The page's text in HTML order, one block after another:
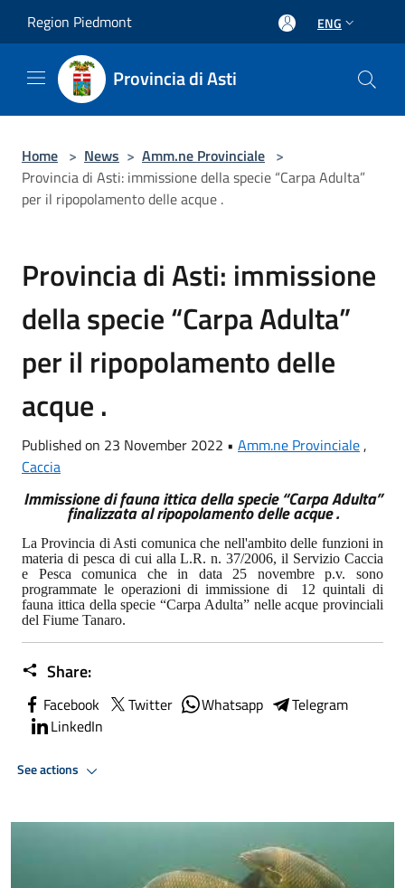
Region Piedmont ENG
Provincia di Asti
Home > News > Amm.ne Provinciale >
Provincia di Asti: immissione della specie “Carpa Adulta”
per il ripopolamento delle acque .
Provincia di Asti: immissione
della specie “Carpa Adulta”
per il ripopolamento delle
acque .
Published on 23 November 2022 • Amm.ne Provinciale ,
Caccia
Immissione di fauna ittica della specie “Carpa Adulta”
finalizzata al ripopolamento delle acque .
La Provincia di Asti comunica che nell'ambito delle funzioni in
materia di pesca di cui alla L.R. n. 37/2006, il Servizio Caccia
e Pesca comunica che in data 25 novembre p.v. sono
programmate le operazioni di immissione di 12 quintali di
fauna ittica della specie “Carpa Adulta” nelle acque provinciali
del Fiume Tanaro.
Share:
Facebook Twitter Whatsapp
Telegram
LinkedIn
See actions